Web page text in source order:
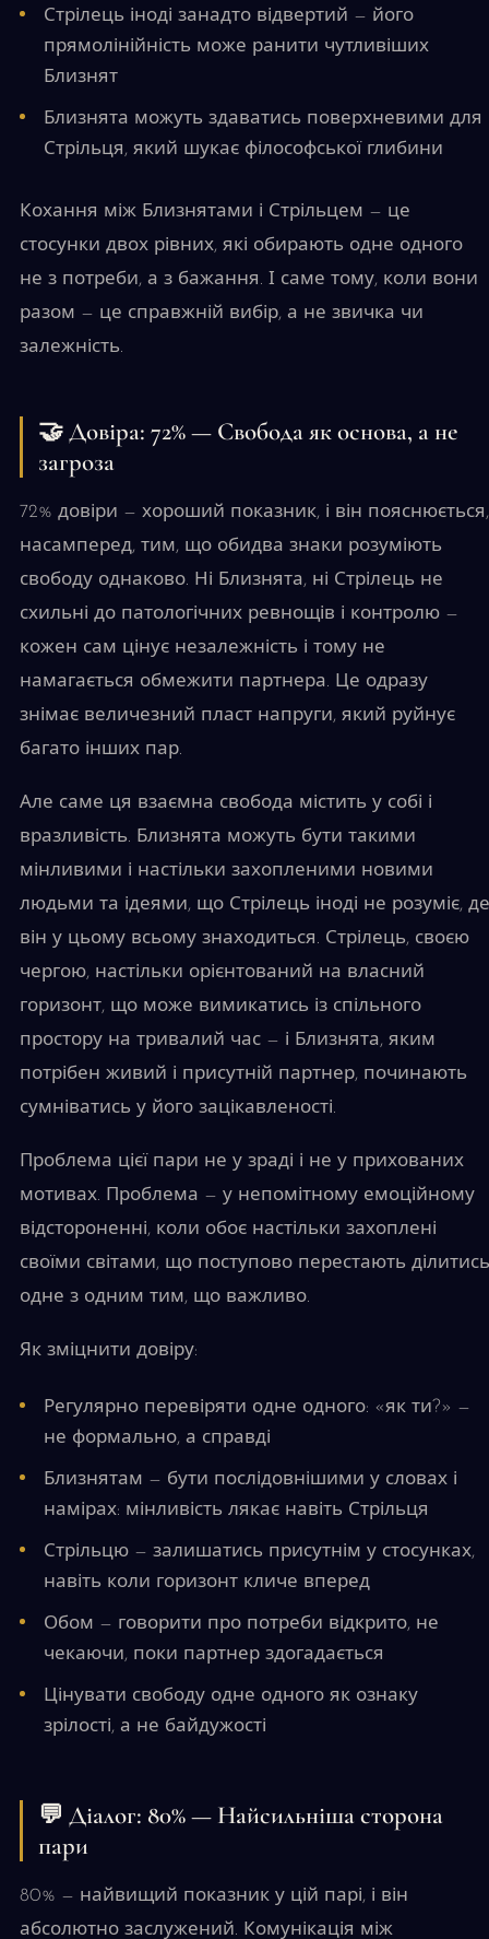
Стрілець іноді занадто відвертий — його
прямолінійність може ранити чутливіших
Близнят
Близнята можуть здаватись поверхневими для
Стрільця, який шукає філософської глибини
Кохання між Близнятами і Стрільцем — це
стосунки двох рівних, які обирають одне одного
не з потреби, а з бажання. І саме тому, коли вони
разом — це справжній вибір, а не звичка чи
залежність.
🤝 Довіра: 72% — Свобода як основа, а не
загроза
72% довіри — хороший показник, і він пояснюється,
насамперед, тим, що обидва знаки розуміють
свободу однаково. Ні Близнята, ні Стрілець не
схильні до патологічних ревнощів і контролю —
кожен сам цінує незалежність і тому не
намагається обмежити партнера. Це одразу
знімає величезний пласт напруги, який руйнує
багато інших пар.
Але саме ця взаємна свобода містить у собі і
вразливість. Близнята можуть бути такими
мінливими і настільки захопленими новими
людьми та ідеями, що Стрілець іноді не розуміє, де
він у цьому всьому знаходиться. Стрілець, своєю
чергою, настільки орієнтований на власний
горизонт, що може вимикатись із спільного
простору на тривалий час — і Близнята, яким
потрібен живий і присутній партнер, починають
сумніватись у його зацікавленості.
Проблема цієї пари не у зраді і не у прихованих
мотивах. Проблема — у непомітному емоційному
відстороненні, коли обоє настільки захоплені
своїми світами, що поступово перестають ділитись
одне з одним тим, що важливо.
Як зміцнити довіру:
Регулярно перевіряти одне одного: «як ти?» —
не формально, а справді
Близнятам — бути послідовнішими у словах і
намірах: мінливість лякає навіть Стрільця
Стрільцю — залишатись присутнім у стосунках,
навіть коли горизонт кличе вперед
Обом — говорити про потреби відкрито, не
чекаючи, поки партнер здогадається
Цінувати свободу одне одного як ознаку
зрілості, а не байдужості
💬 Діалог: 80% — Найсильніша сторона
пари
80% — найвищий показник у цій парі, і він
абсолютно заслужений. Комунікація між